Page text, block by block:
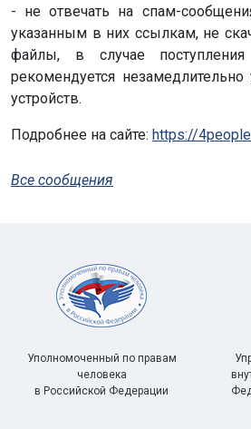
- не отвечать на спам-
указанным в них ссылкам, не
файлы, в случае
рекомендуется
устройств.
Подробнее на сайте: https://
Все сообщения
Уполномоченный по правам
человека
в Российской Федерации